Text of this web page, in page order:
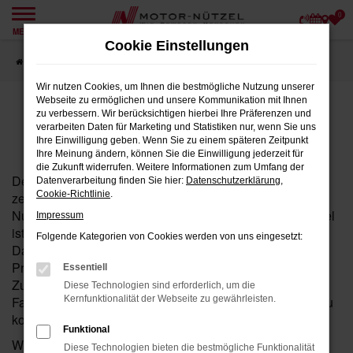
Zum
springen
MENÜ
0
EU DATA ACT
Der EU Data Act (Verordnung (EU) 2023/2854) ist ein
zentrales Gesetzeswerk, das den Zugang zu und die
Nutzung von Daten in der Europäischen Union regelt. Ziel
ist es, faire und transparente Praktiken beim
Datenaustausch sicherzustellen und sowohl
Privatpersonen als auch Unternehmen zu befähigen,
Zugriff auf die von vernetzten Geräten – einschließlich
Fahrzeugen – generierten Daten zu erhalten und diese zu
kontrollieren.
Weitere Informationen zum EU Data Act finden Sie in der
Cookie Einstellungen
Wir nutzen Cookies, um Ihnen die bestmögliche Nutzung unserer
Webseite zu ermöglichen und unsere Kommunikation mit Ihnen
zu verbessern. Wir berücksichtigen hierbei Ihre Präferenzen und
verarbeiten Daten für Marketing und Statistiken nur, wenn Sie uns
Ihre Einwilligung geben. Wenn Sie zu einem späteren Zeitpunkt
Ihre Meinung ändern, können Sie die Einwilligung jederzeit für
die Zukunft widerrufen. Weitere Informationen zum Umfang der
Datenverarbeitung finden Sie hier: Datenschutzerklärung,
Cookie-Richtlinie.
Impressum
Folgende Kategorien von Cookies werden von uns eingesetzt:
Essentiell
Diese Technologien sind erforderlich, um die
Kernfunktionalität der Webseite zu gewährleisten.
Funktional
Diese Technologien bieten die bestmögliche Funktionalität